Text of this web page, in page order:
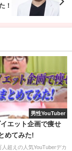
っているなんて
！
男性YouTuber
エット企画で痩せ
めてみた!
超えの人気YouTuberデカ